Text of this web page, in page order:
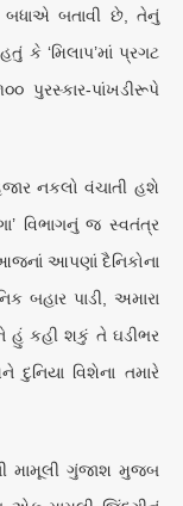
બધાએ બતાવી છે, તેનું
કે ‘મિલાપ’માં પ્રગટ
પુરસ્કાર-પાંખડીરૂપે
નકલો વંચાતી હશે
વિભાગનું જ સ્વતંત્ર
આપણાં દૈનિકોના
બહાર પાડી, અમારા
હું કહી શકું તે ઘડીભર
દુનિયા વિશેના તમારે
મામૂલી ગુંજાશ મુજબ